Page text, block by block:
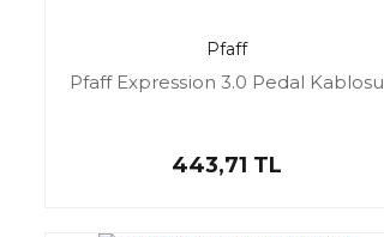
Pfaff
Pfaff Expression 3.0 Pedal Kablosu
443,71 TL